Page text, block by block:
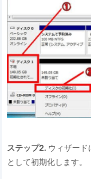
ステップ2. ウィザード
として初期化します。